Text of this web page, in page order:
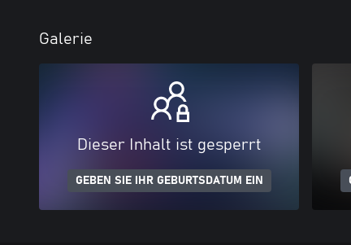
Galerie
Dieser Inhalt ist gesperrt
GEBEN SIE IHR GEBURTSDATUM EIN